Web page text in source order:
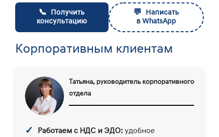
📞 Получить
консультацию
💬 Написать
в WhatsApp
Корпоративным клиентам
Татьяна, руководитель корпоративного
отдела
✓ Работаем с НДС и ЭДО:удобное